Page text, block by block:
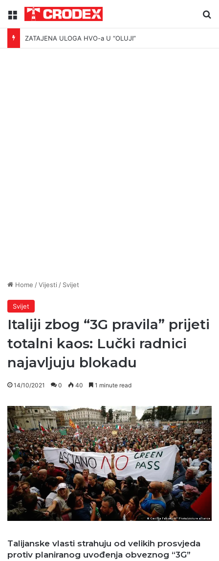
Menu
ZATAJENA ULOGA HVO-a U “OLUJI”
Home /Vijesti / Svijet
Svijet
Italiji zbog “3G pravila” prijeti
totalni kaos: Lučki radnici
najavljuju blokadu
14/10/2021 0 40 1 minute read
Talijanske vlasti strahuju od velikih prosvjeda
protiv planiranog uvođenja obveznog “3G”